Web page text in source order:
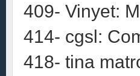
409- Vinyet:
414- cgsl:
418- tina